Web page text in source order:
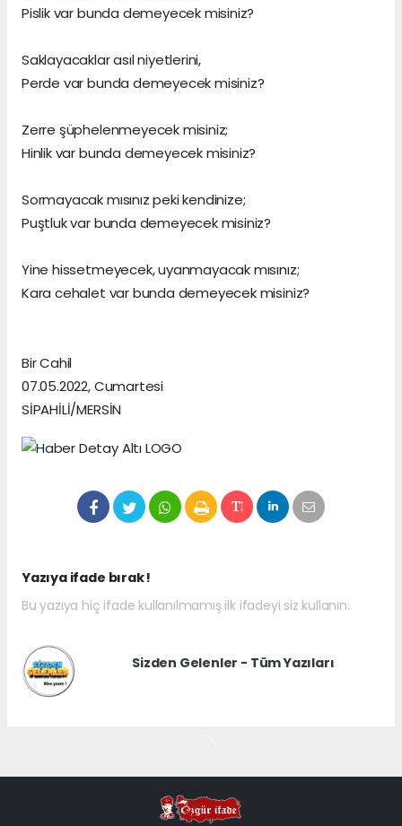
Pislik var bunda demeyecek misiniz?
Saklayacaklar asıl niyetlerini,
Perde var bunda demeyecek misiniz?
Zerre şüphelenmeyecek misiniz;
Hinlik var bunda demeyecek misiniz?
Sormayacak mısınız peki kendinize;
Puştluk var bunda demeyecek misiniz?
Yine hissetmeyecek, uyanmayacak mısınız;
Kara cehalet var bunda demeyecek misiniz?
Bir Cahil
07.05.2022, Cumartesi
SİPAHİLİ/MERSİN
Yazıya ifade bırak !
Bu yazıya hiç ifade kullanılmamış ilk ifadeyi siz kullanın.
Sizden Gelenler - Tüm Yazıları